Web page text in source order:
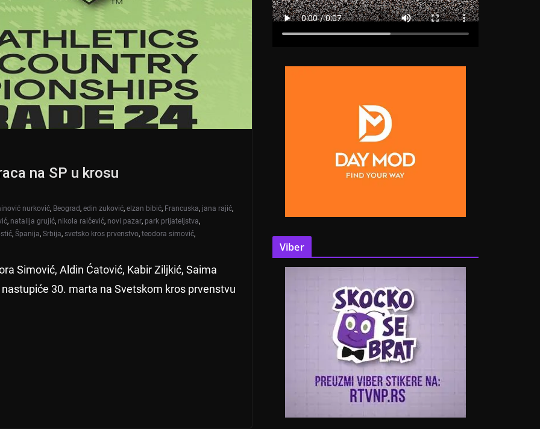
na SP u krosu
nurković, Beograd, edin zuković, elzan bibić, Francuska, jana rajić,
, natalija grujić, nikola raičević, novi pazar, park prijateljstva,
, Španija, Srbija, svetsko kros prvenstvo, teodora simović,
Simović, Aldin Ćatović, Kabir Ziljkić, Saima
30. marta na Svetskom kros prvenstvu
Viber